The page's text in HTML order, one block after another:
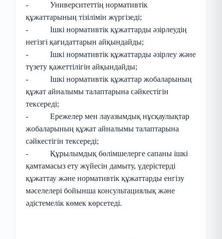
- Университеттің нормативтік
құжаттарының тізілімін жүргізеді;
- Ішкі нормативтік құжаттарды әзірлеудің
негізгі қағидаттарын айқындайды;
- Ішкі нормативтік құжаттарды әзірлеу және
түзету қажеттілігін айқындайды;
- Ішкі нормативтік құжаттар жобаларының
құжат айналымы талаптарына сәйкестігін
тексереді;
- Ережелер мен лауазымдық нұсқаулықтар
жобаларының құжат айналымы талаптарына
сәйкестігін тексереді;
- Құрылымдық бөлімшелерге сапаны ішкі
қамтамасыз ету жүйесін дамыту, үдерістерді
құжаттау және нормативтік құжаттарды енгізу
мәселелері бойынша консультациялық және
әдістемелік көмек көрсетеді.